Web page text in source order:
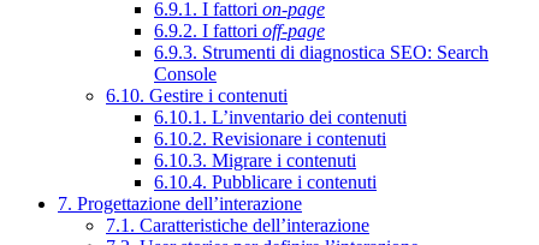
6.9.1. I fattori on-page
6.9.2. I fattori off-page
6.9.3. Strumenti di diagnostica SEO: Search
Console
6.10. Gestire i contenuti
6.10.1. L’inventario dei contenuti
6.10.2. Revisionare i contenuti
6.10.3. Migrare i contenuti
6.10.4. Pubblicare i contenuti
7. Progettazione dell’interazione
7.1. Caratteristiche dell’interazione